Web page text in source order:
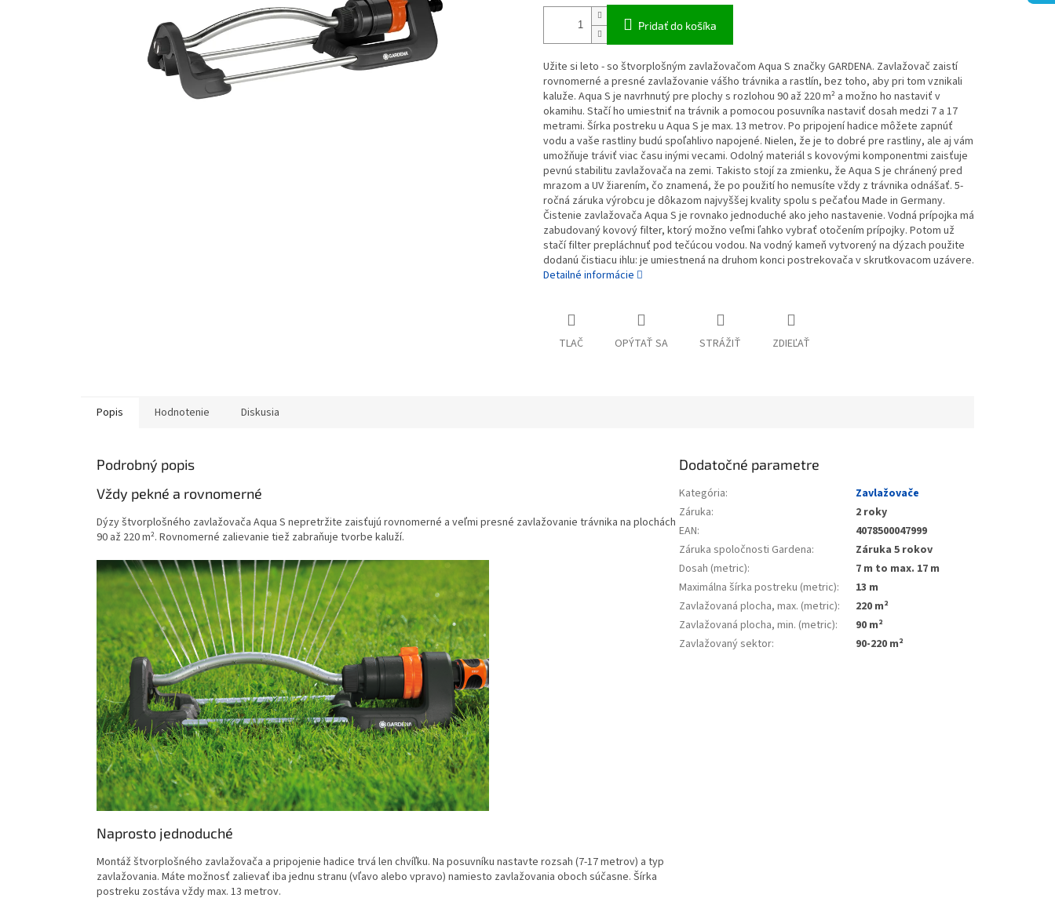
Pridať do košíka
Užite si leto - so štvorplošným zavlažovačom Aqua S značky GARDENA. Zavlažovač zaistí
rovnomerné a presné zavlažovanie vášho trávnika a rastlín, bez toho, aby pri tom vznikali
kaluže. Aqua S je navrhnutý pre plochy s rozlohou 90 až 220 m² a možno ho nastaviť v
okamihu. Stačí ho umiestniť na trávnik a pomocou posuvníka nastaviť dosah medzi 7 a 17
metrami. Šírka postreku u Aqua S je max. 13 metrov. Po pripojení hadice môžete zapnúť
vodu a vaše rastliny budú spoľahlivo napojené. Nielen, že je to dobré pre rastliny, ale aj vám
umožňuje tráviť viac času inými vecami. Odolný materiál s kovovými komponentmi zaisťuje
pevnú stabilitu zavlažovača na zemi. Takisto stojí za zmienku, že Aqua S je chránený pred
mrazom a UV žiarením, čo znamená, že po použití ho nemusíte vždy z trávnika odnášať. 5-
ročná záruka výrobcu je dôkazom najvyššej kvality spolu s pečaťou Made in Germany.
Čistenie zavlažovača Aqua S je rovnako jednoduché ako jeho nastavenie. Vodná prípojka má
zabudovaný kovový filter, ktorý možno veľmi ľahko vybrať otočením prípojky. Potom už
stačí filter prepláchnuť pod tečúcou vodou. Na vodný kameň vytvorený na dýzach použite
dodanú čistiacu ihlu: je umiestnená na druhom konci postrekovača v skrutkovacom uzávere.
Detailné informácie
TLAČ OPÝTAŤ SA STRÁŽIŤ ZDIEĽAŤ
Popis Hodnotenie Diskusia
Podrobný popis
Vždy pekné a rovnomerné
Dýzy štvorplošného zavlažovača Aqua S nepretržite zaisťujú rovnomerné a veľmi presné zavlažovanie trávnika na plochách
90 až 220 m². Rovnomerné zalievanie tiež zabraňuje tvorbe kaluží.
Naprosto jednoduché
Montáž štvorplošného zavlažovača a pripojenie hadice trvá len chvíľku. Na posuvníku nastavte rozsah (7-17 metrov) a typ
zavlažovania. Máte možnosť zalievať iba jednu stranu (vľavo alebo vpravo) namiesto zavlažovania oboch súčasne. Šírka
postreku zostáva vždy max. 13 metrov.
Dodatočné parametre
Kategória:
Zavlažovače
Záruka:
2 roky
EAN:
4078500047999
Záruka spoločnosti Gardena:
Záruka 5 rokov
Dosah (metric):
7 m to max. 17 m
Maximálna šírka postreku (metric):
13 m
Zavlažovaná plocha, max. (metric):
220 m²
Zavlažovaná plocha, min. (metric):
90 m²
Zavlažovaný sektor: 90-220 m²